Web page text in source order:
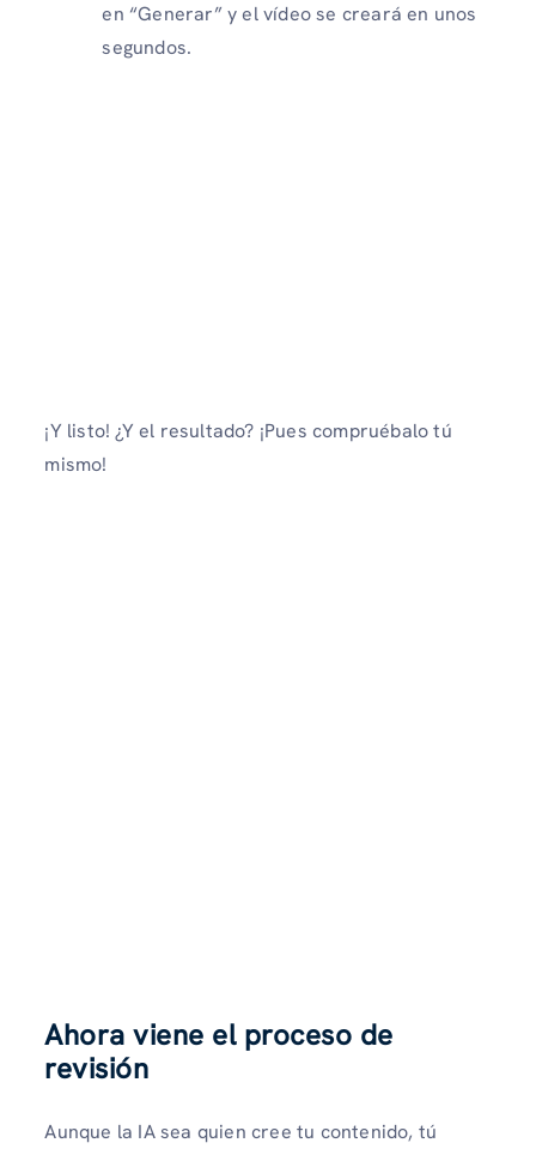
en “Generar” y el vídeo se creará en unos
segundos.
¡Y listo! ¿Y el resultado? ¡Pues compruébalo tú
mismo!
Ahora viene el proceso de
revisión
Aunque la IA sea quien cree tu contenido, tú